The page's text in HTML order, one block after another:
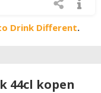
Drink Different.
44cl kopen